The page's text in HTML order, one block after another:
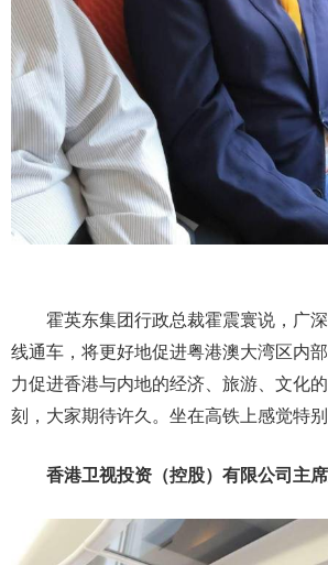
霍英东集团行政总裁霍震寰说，广深
线通车，将更好地促进粤港澳大湾区内
力促进香港与内地的经济、旅游、文化
刻，大家期待许久。坐在高铁上感觉特别
香港卫视投资（控股）有限公司主